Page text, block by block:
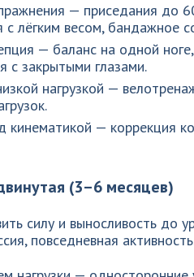
— приседания до
с лёгким весом, бандажное
— баланс на одной
с закрытыми глазами.
нагрузкой —
кинематикой — коррекция
(3–6 месяцев)
силу и выносливость до
повседневная